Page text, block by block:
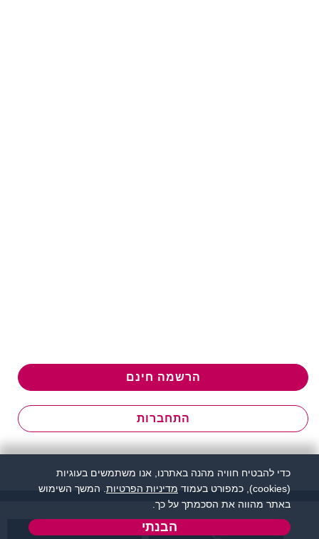
הרשמה חינם
התחברות
כדי להבטיח חוויה מהנה באתרנו, אנו משתמשים בעוגיות
(cookies), כמפורט בעמוד
מדיניות הפרטיות . המשך השימוש
באתר מהווה את הסכמתך על כך.
הבנתי